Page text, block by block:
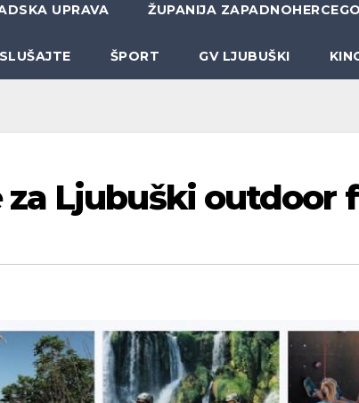
UPRAVA ŽUPANIJA
ŠPORT GV LJUBUŠKI
Ljubuški outdoor